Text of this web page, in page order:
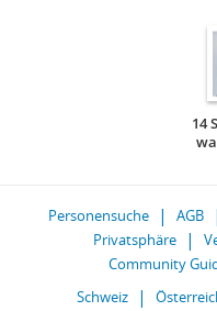
14
Personensuche AGB
Privatsphäre
Community
Schweiz